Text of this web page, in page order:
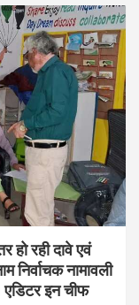
हो रही दावे एवं
निर्वाचक नामावली
इन चीफ